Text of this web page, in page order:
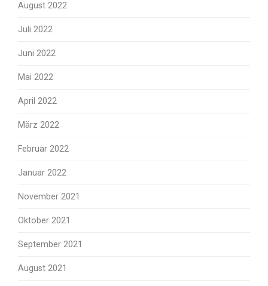
August 2022
Juli 2022
Juni 2022
Mai 2022
April 2022
März 2022
Februar 2022
Januar 2022
November 2021
Oktober 2021
September 2021
August 2021